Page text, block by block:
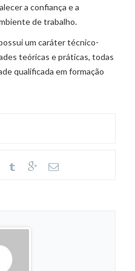
a confiança e a
de trabalho.
um caráter técnico-
teóricas e práticas, todas
qualificada em formação